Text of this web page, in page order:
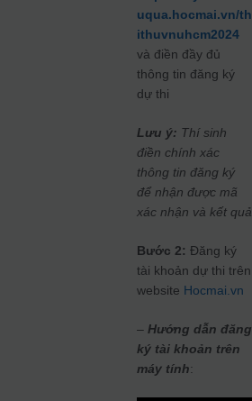
uqua.hocmai.vn/th
ithuvnuhcm2024
và điền đầy đủ
thông tin đăng ký
dự thi
Lưu ý: Thí sinh
điền chính xác
thông tin đăng ký
để nhận được mã
xác nhận và kết quả
Bước 2: Đăng ký
tài khoản dự thi trên
website Hocmai.vn
– Hướng dẫn đăng
ký tài khoản trên
máy tính: